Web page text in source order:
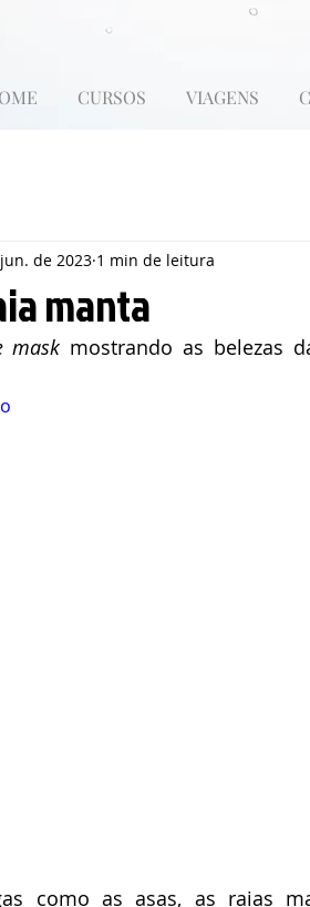
CURSOS VIAGENS
manta
de 2023 1 min de leitura
mask mostrando as belezas
como as asas, as raias